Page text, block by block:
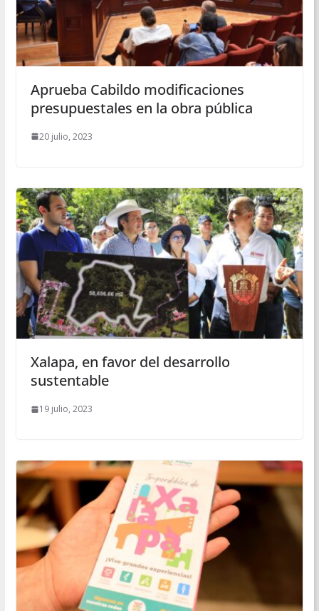
Aprueba Cabildo modificaciones
presupuestales en la obra pública
20 julio, 2023
Xalapa, en favor del desarrollo
sustentable
19 julio, 2023